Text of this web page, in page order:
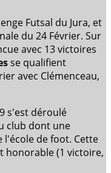
Futsal du Jura, et
du 24 Février. Sur
avec 13 victoires
se qualifient
avec Clémenceau,
s'est déroulé
club dont une
de foot. Cette
honorable (1 victoire,